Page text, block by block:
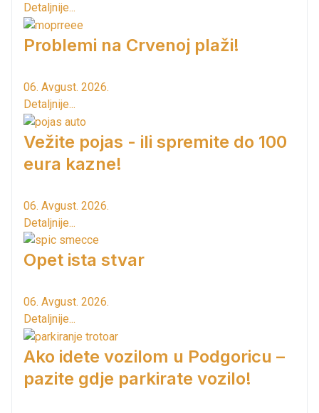
Detaljnije...
Problemi na Crvenoj plaži!
06. Avgust. 2026.
Detaljnije...
Vežite pojas - ili spremite do 100
eura kazne!
06. Avgust. 2026.
Detaljnije...
Opet ista stvar
06. Avgust. 2026.
Detaljnije...
Ako idete vozilom u Podgoricu –
pazite gdje parkirate vozilo!